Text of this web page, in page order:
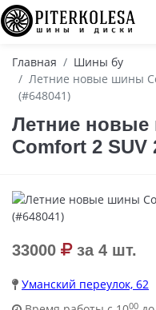
Главная
Шины бу
Летние новые шины
(#648041)
Летние
Comfort 2 SUV
33000 за 4 шт.
Уманский переулок, 62
00